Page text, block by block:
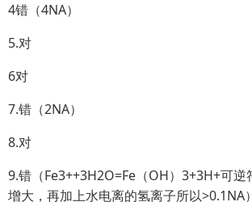
4错（4NA）
5.对
6对
7.错（2NA）
8.对
9.错（Fe3++3H2O=Fe（OH）3+3H+可逆
增大，再加上水电离的氢离子所以>0.1NA）